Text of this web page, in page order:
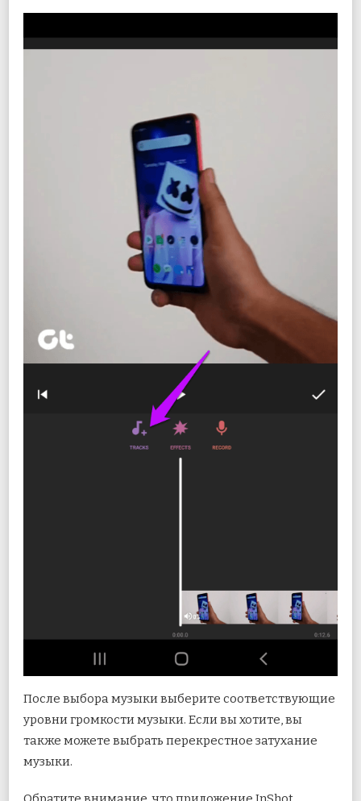
После выбора музыки выберите соответствующие
уровни громкости музыки. Если вы хотите, вы
также можете выбрать перекрестное затухание
музыки.